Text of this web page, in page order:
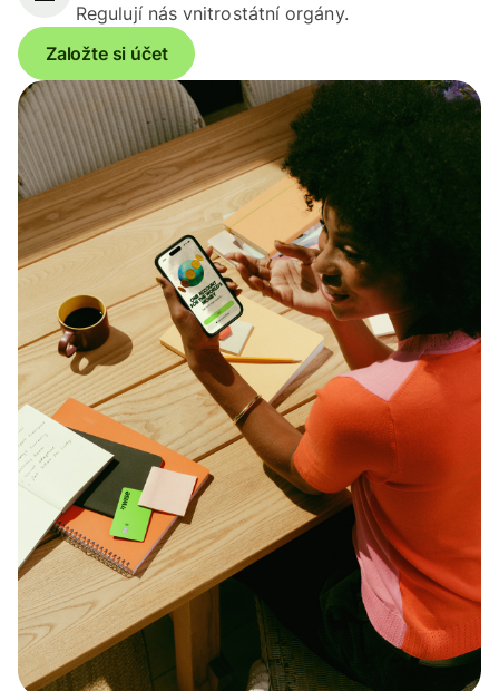
Regulují nás vnitrostátní orgány.
Založte si účet